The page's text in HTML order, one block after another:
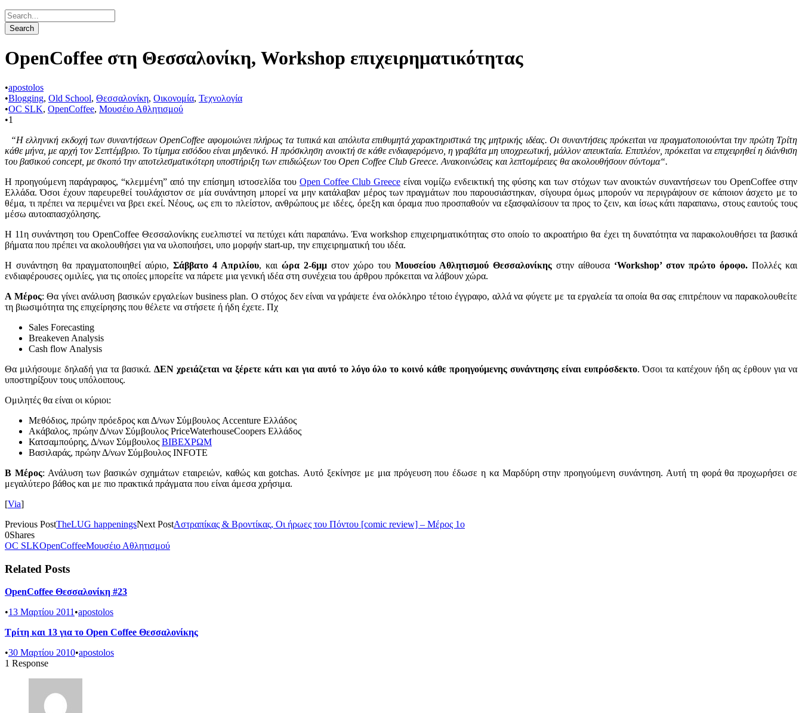
OpenCoffee στη Θεσσαλονίκη, Workshop επιχειρηματικότητας
•apostolos
•Blogging, Old School, Θεσσαλονίκη, Οικονομία, Τεχνολογία
•OC SLK, OpenCoffee, Μουσέιο Αθλητισμού
•1
“Η ελληνική εκδοχή των συναντήσεων OpenCoffee αφομοιώνει πλήρως τα τυπικά και απόλυτα επιθυμητά χαρακτηριστικά της μητρικής ιδέας.Οι συναντήσεις πρόκειται να πραγματοποιούνται την πρώτη Τρίτη
κάθε μήνα, με αρχή τον Σεπτέμβριο. Το τίμημα εισόδου είναι μηδενικό. Η πρόσκληση ανοικτήσε κάθε ενδιαφερόμενο, η γραβάτα μη υποχρεωτική, μάλλον απευκταία. Επιπλέον, πρόκειται να επιχειρηθεί η διάνθιση
του βασικού concept, με σκοπό την αποτελεσματικότερη υποστήριξη των επιδιώξεων του Open Coffee Club Greece. Ανακοινώσεις και λεπτομέρειες θα ακολουθήσουν σύντομα“.
Η προηγούμενη παράγραφος, “κλεμμένη” από την επίσημη ιστοσελίδα του Open Coffee Club Greeceείναι νομίζω ενδεικτική της φύσης και των στόχων των ανοικτών συναντήσεων του OpenCoffee στην
Ελλάδα. Όσοι έχουν παρευρεθεί τουλάχιστον σε μία συνάντηση μπορεί να μην κατάλαβαν μέρος των πραγμάτων που παρουσιάστηκαν, σίγουρα όμως μπορούν να περιγράψουν σε κάποιον άσχετο με το
θέμα, τι πρέπει να περιμένει να βρει εκεί. Νέους, ως επι το πλείστον, ανθρώπους με ιδέες, όρεξη και όραμα πυο προσπαθούν να εξασφαλίσουν τα προς το ζειν, και ίσως κάτι παραπανω, στους εαυτούς τους
μέσω αυτοαπασχόλησης.
Η 11η συνάντηση του OpenCoffee Θεσσαλονίκης ευελπιστεί να πετύχει κάτι παραπάνω. Ένα workshop επιχειρηματικότητας στο οποίο το ακροατήριο θα έχει τη δυνατότητα να παρακολουθήσει τα βασικά
βήματα που πρέπει να ακολουθήσει για να υλοποιήσει, υπο μορφήν start-up, την επιχειρηματική του ιδέα.
Η συνάντηση θα πραγματοποιηθεί αύριο, Σάββατο 4 Απριλίου, και ώρα 2-6μμ στον χώρο του Μουσείου Αθλητισμού Θεσσαλονίκης στην αίθουσα ‘Workshop’ στον πρώτο όροφο. Πολλές και
ενδιαφέρουσες ομιλίες, για τις οποίες μπορείτε να πάρετε μια γενική ιδέα στη συνέχεια του άρθρου πρόκειται να λάβουν χώρα.
Α Μέρος: Θα γίνει ανάλυση βασικών εργαλείων business plan. Ο στόχος δεν είναι να γράψετε ένα ολόκληρο τέτοιο έγγραφο, αλλά να φύγετε με τα εργαλεία τα οποία θα σας επιτρέπουν να παρακολουθείτε
τη βιωσιμότητα της επιχείρησης που θέλετε να στήσετε ή ήδη έχετε. Πχ
Sales Forecasting
Breakeven Analysis
Cash flow Analysis
Θα μιλήσουμε δηλαδή για τα βασικά. ΔΕΝ χρειάζεται να ξέρετε κάτι και για αυτό το λόγο όλο το κοινό κάθε προηγούμενης συνάντησης είναι ευπρόσδεκτο. Όσοι τα κατέχουν ήδη ας έρθουν για να
υποστηρίξουν τους υπόλοιπους.
Ομιλητές θα είναι οι κύριοι:
Μεθόδιος, πρώην πρόεδρος και Δ/νων Σύμβουλος Accenture Ελλάδος
Ακάβαλος, πρώην Δ/νων Σύμβουλος PriceWaterhouseCoopers Ελλάδος
Κατσαμπούρης, Δ/νων Σύμβουλος ΒΙΒΕΧΡΩΜ
Βασιλαράς, πρώην Δ/νων Σύμβουλος INFOTE
Β Μέρος: Ανάλυση των βασικών σχημάτων εταιρειών, καθώς και gotchas. Αυτό ξεκίνησε με μια πρόγευση που έδωσε η κα Μαρδύρη στην προηγούμενη συνάντηση. Αυτή τη φορά θα προχωρήσει σε
μεγαλύτερο βάθος και με πιο πρακτικά πράγματα που είναι άμεσα χρήσιμα.
[Via]
Previous PostTheLUG happeningsNext PostΑστραπίκας & Βροντίκας, Οι ήρωες του Πόντου [comic review] – Μέρος 1ο
0Shares
OC SLKOpenCoffeeΜουσέιο Αθλητισμού
Related Posts
OpenCoffee Θεσσαλονίκη #23
•13 Μαρτίου 2011 •apostolos
Τρίτη και 13 για το Open Coffee Θεσσαλονίκης
•30 Μαρτίου 2010•apostolos
1 Response